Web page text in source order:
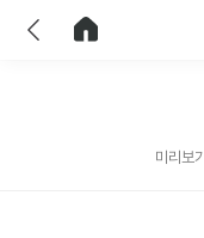
미리보기